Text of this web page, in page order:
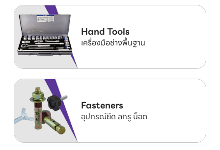
Hand Tools
เครื่องมือช่างพื้นฐาน
Fasteners
อุปกรณ์ยึด สกรู น็อต